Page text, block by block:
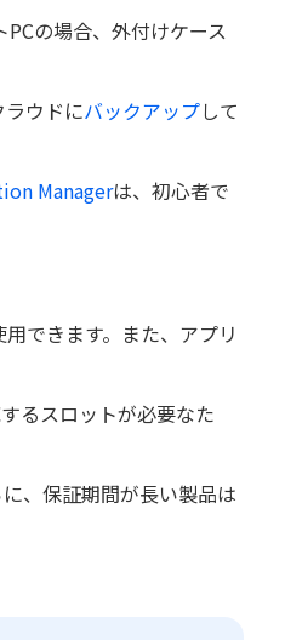
の場合、外付けケース
ウドにバックアップして
Managerは、初心者で
できます。また、アプリ
るスロットが必要なた
、保証期間が長い製品は